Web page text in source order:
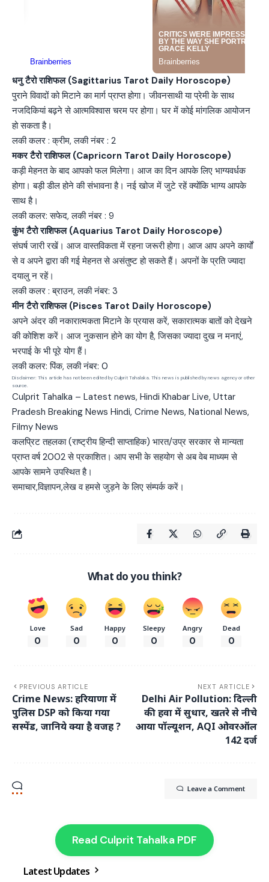
धनु टैरो राशिफल (Sagittarius Tarot Daily Horoscope)
पुराने विवादों को मिटाने का मार्ग प्राप्त होगा। जीवनसाथी या प्रेमी के साथ
नजदिकियां बढ़ने से आत्मविश्वास चरम पर होगा। घर में कोई मांगलिक आयोजन
हो सकता है।
लकी कलर : क्रीम, लकी नंबर : 2
मकर टैरो राशिफल (Capricorn Tarot Daily Horoscope)
कड़ी मेहनत के बाद आपको फल मिलेगा। आज का दिन आपके लिए भाग्यवर्धक
होगा। बड़ी डील होने की संभावना है। नई खोज में जुटे रहें क्योंकि भाग्य आपके
साथ है।
लकी कलर: सफेद, लकी नंबर : 9
कुंभ टैरो राशिफल (Aquarius Tarot Daily Horoscope)
संघर्ष जारी रखें। आज वास्तविकता में रहना जरूरी होगा। आज आप अपने कार्यों
से व अपने द्वारा की गई मेहनत से असंतुष्ट हो सकते हैं। अपनों के प्रति ज्यादा
दयालु न रहें।
लकी कलर : ब्राउन, लकी नंबर: 3
मीन टैरो राशिफल (Pisces Tarot Daily Horoscope)
अपने अंदर की नकारात्मकता मिटाने के प्रयास करें, सकारात्मक बातों को देखने
की कोशिश करें। आज नुकसान होने का योग है, जिसका ज्यादा दुख न मनाएं,
भरपाई के भी पूरे योग हैं।
लकी कलर: पिंक, लकी नंबर: 0
Disclaimer: This article has not been edited by Culprit Tahalaka. This news is published by news agency or other
source.
Culprit Tahalka – Latest news, Hindi Khabar Live, Uttar
Pradesh Breaking News Hindi, Crime News, National News,
Filmy News
कलप्रिट तहलका (राष्ट्रीय हिन्दी साप्ताहिक) भारत/उप्र सरकार से मान्यता
प्राप्त वर्ष 2002 से प्रकाशित। आप सभी के सहयोग से अब वेब माध्यम से
आपके सामने उपस्थित है।
समाचार,विज्ञापन,लेख व हमसे जुड़ने के लिए संम्पर्क करें।
What do you think?
Love
0
Sad
0
Happy
0
Sleepy
0
Angry
0
Dead
0
PREVIOUS ARTICLE
Crime News: हरियाणा में
पुलिस DSP को किया गया
सस्पेंड, जानिये क्या है वजह ?
NEXT ARTICLE
Delhi Air Pollution: दिल्ली
की हवा में सुधार, खतरे से नीचे
आया पॉल्यूशन, AQI ओवरऑल
142 दर्ज
Leave a Comment
Read Culprit Tahalka PDF
Latest Updates